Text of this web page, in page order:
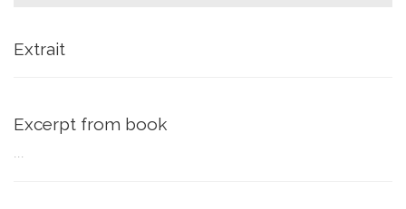
Extrait
Excerpt from book